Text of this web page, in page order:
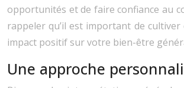
opportunités et de faire confiance au
rappeler qu’il est important de
impact positif sur votre bien-être
Une approche